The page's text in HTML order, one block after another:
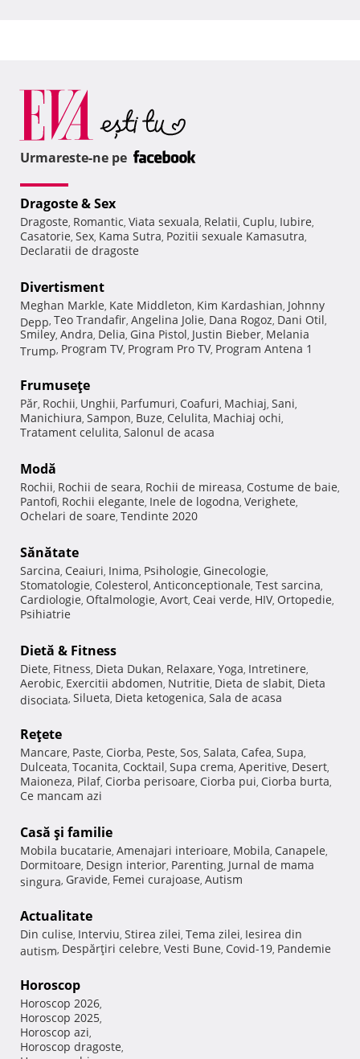
Urmareste-ne pe
Dragoste & Sex
Dragoste, Romantic, Viata sexuala, Relatii, Cuplu, Iubire,
Casatorie, Sex, Kama Sutra, Pozitii sexuale Kamasutra,
Declaratii de dragoste
Divertisment
Meghan Markle, Kate Middleton, Kim Kardashian, Johnny
Depp, Teo Trandafir, Angelina Jolie, Dana Rogoz, Dani Otil,
Smiley, Andra, Delia, Gina Pistol, Justin Bieber, Melania
Trump, Program TV, Program Pro TV, Program Antena 1
Frumuseţe
Păr, Rochii, Unghii, Parfumuri, Coafuri, Machiaj, Sani,
Manichiura, Sampon, Buze, Celulita, Machiaj ochi,
Tratament celulita, Salonul de acasa
Modă
Rochii, Rochii de seara, Rochii de mireasa, Costume de baie,
Pantofi, Rochii elegante, Inele de logodna, Verighete,
Ochelari de soare, Tendinte 2020
Sănătate
Sarcina, Ceaiuri, Inima, Psihologie, Ginecologie,
Stomatologie, Colesterol, Anticonceptionale, Test sarcina,
Cardiologie, Oftalmologie, Avort, Ceai verde, HIV, Ortopedie,
Psihiatrie
Dietă & Fitness
Diete, Fitness, Dieta Dukan, Relaxare, Yoga, Intretinere,
Aerobic, Exercitii abdomen, Nutritie, Dieta de slabit, Dieta
disociata, Silueta, Dieta ketogenica, Sala de acasa
Reţete
Mancare, Paste, Ciorba, Peste, Sos, Salata, Cafea, Supa,
Dulceata, Tocanita, Cocktail, Supa crema, Aperitive, Desert,
Maioneza, Pilaf, Ciorba perisoare, Ciorba pui, Ciorba burta,
Ce mancam azi
Casă şi familie
Mobila bucatarie, Amenajari interioare, Mobila, Canapele,
Dormitoare, Design interior, Parenting, Jurnal de mama
singura, Gravide, Femei curajoase, Autism
Actualitate
Din culise, Interviu, Stirea zilei, Tema zilei, Iesirea din
autism, Despărţiri celebre, Vesti Bune, Covid-19, Pandemie
Horoscop
Horoscop 2026,
Horoscop 2025,
Horoscop azi,
Horoscop dragoste,